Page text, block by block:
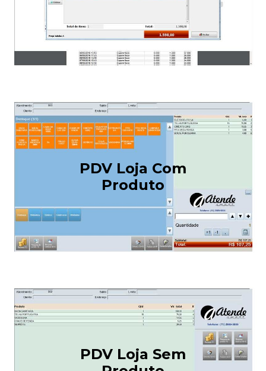
PDV Loja Com
Produto
PDV Loja Sem